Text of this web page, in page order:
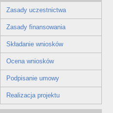
Zasady uczestnictwa
Zasady finansowania
Składanie wniosków
Ocena wniosków
Podpisanie umowy
Realizacja projektu